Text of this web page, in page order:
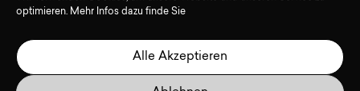
optimieren. Mehr Infos dazu finde Sie
Alle Akzeptieren